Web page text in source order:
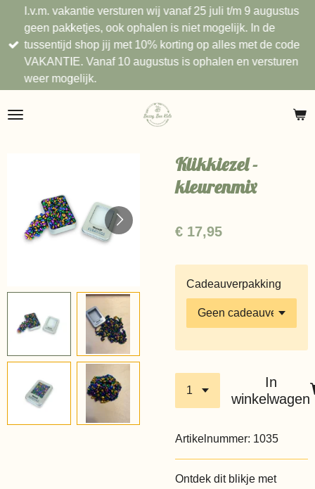
direct
naar
hoofdinhoud
I.v.m. vakantie versturen wij vanaf 25 juli t/m 9 augustus
geen pakketjes, ook ophalen is niet mogelijk. In de
tussentijd shop jij met 10% korting op alles met de code
VAKANTIE. Vanaf 10 augustus is ophalen en versturen
weer mogelijk.
Klikkiezel -
kleurenmix
€ 17,95
Cadeauverpakking
In
winkelwagen
Artikelnummer: 1035
Ontdek dit blikje met